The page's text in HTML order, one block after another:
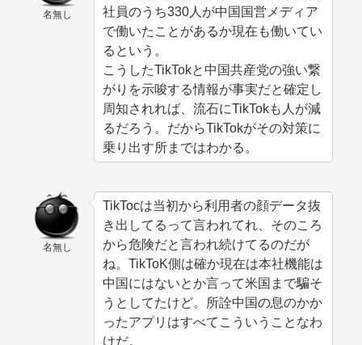
名無し
社員のうち330人が中国国営メディア
で働いたことがあるか現在も働いてい
るという。
こうしたTikTokと中国共産党の強い繋
がりを示唆する情報が事実だと確定し
周知されれば、流石にTikTokも人が減
るだろう。だからTikTokがその対策に
乗り出す所まではわかる。
名無し
TikTocは当初から利用者の顔データ抜
き出してるって言われてれ、そのころ
から危険だと言われ続けてるのだが
ね。TikToK側は確か現在は本社機能は
中国にはないとか言って米国まで騙そ
うとしてたけど。所詮中国の息のかか
ったアプリはすべてこういうことなわ
けだ。